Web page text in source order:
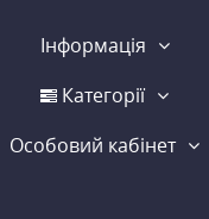
Інформація
Категорії
Особовий кабінет